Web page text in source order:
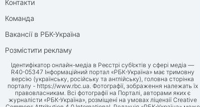
Контакти
Команда
Вакансії в РБК-Україна
Розмістити рекламу
Ідентифікатор онлайн-медіа в Реєстрі суб’єктів у сфері медіа —
R40-05347 Інформаційний портал «РБК-Україна» має тримовну
версію (українську, російську та англійську), головна сторінка
порталу - https://www.rbc.ua. Фотографії, зображення належать їх
правовласникам. Всі фотографії на Порталі, авторами яких є
журналісти «РБК-Україна», розміщені на умовах ліцензії Creative